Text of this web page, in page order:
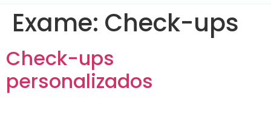
Exame: Check-ups
Check-ups
personalizados